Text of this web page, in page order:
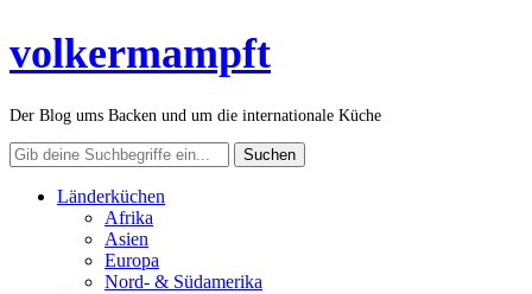
volkermampft
Der Blog ums Backen und um die internationale Küche
Länderküchen
Afrika
Asien
Europa
Nord- & Südamerika